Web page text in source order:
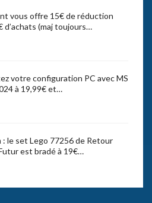
vous offre 15€ de réduction
d’achats (maj toujours…
votre configuration PC avec MS
à 19,99€ et…
: le set Lego 77256 de Retour
est bradé à 19€…